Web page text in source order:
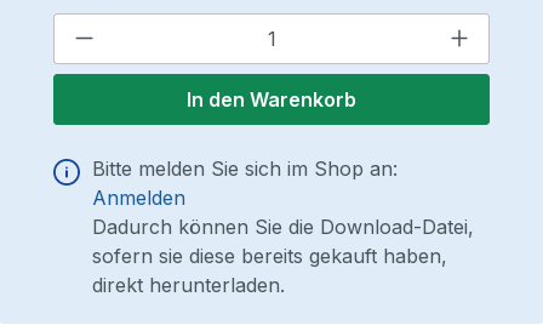
Produkt Anzahl: Gib den
In den Warenkorb
Bitte melden Sie sich im Shop an:
Anmelden
Dadurch können Sie die Download-Datei,
sofern sie diese bereits gekauft haben,
direkt herunterladen.